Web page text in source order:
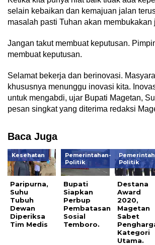
selain kebaikan dan kemajuan jalan
masalah pasti Tuhan akan membukakan
Jangan takut membuat keputusan.
membuat keputusan.
Selamat bekerja dan berinovasi.
khususnya menunggu inovasi kita.
untuk mengabdi, ujar Bupati Magetan,
pesan singkat yang diterima redaksi
Baca Juga
Kesehatan
Paripurna,
Suhu
Tubuh
Dewan
Diperiksa
Tim Medis
Pemerintahan-
Politik
Bupati
Siapkan
Perbup
Pembatasan
Sosial
Temboro.
Politik
Destana
Award
2020,
Magetan
Sabet
Kategori
Utama.